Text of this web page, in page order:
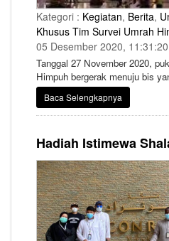
Kategori : Kegiatan, Berita,
Khusus Tim Survei Umrah
05 Desember 2020, 11:31:20
Tanggal 27 November 2020,
Himpuh bergerak menuju bis
Madinah. Mereka merebahkan
masih kosong. Rasa lelahnya
Masjidil Haram yang tampak di
itu.Tatapan nanar tanpa
tampak hanyalah bayangan
memanggilnya untuk segera
lengang-nya thawaf,
beringsut ke jalur paling depan
menggapai Ka’bah sambil
Terngiang kembali rangkaian
Betapa indahnya bila kita
Baca Selengkapnya